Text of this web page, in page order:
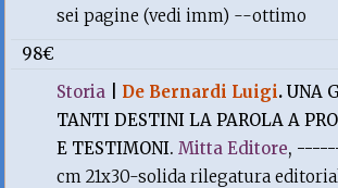
sei pagine (vedi imm) --ottimo
98€
Storia
De Bernardi Luigi.UNA
TANTI DESTINI LA PAROLA A
E TESTIMONI.Mitta Editore,
cm 21x30-solida rilegatura